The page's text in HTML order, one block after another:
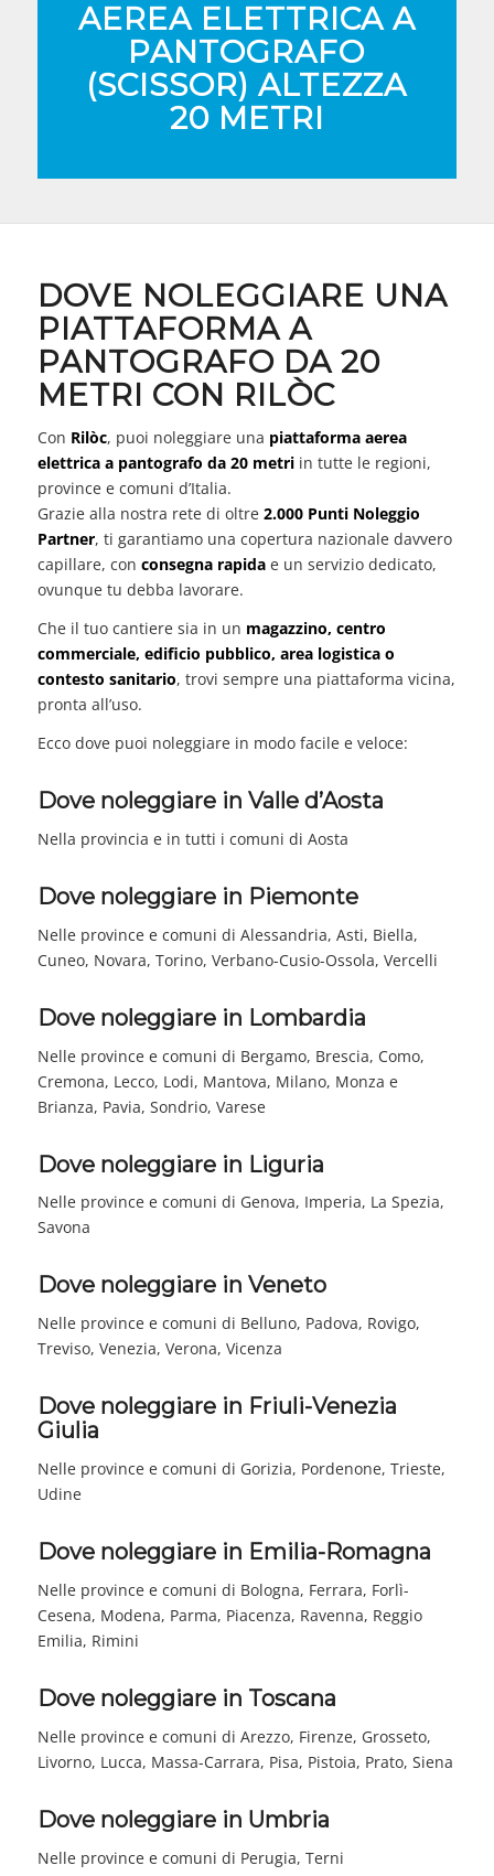
AEREA ELETTRICA A
PANTOGRAFO
(SCISSOR) ALTEZZA
20 METRI
DOVE NOLEGGIARE UNA
PIATTAFORMA A
PANTOGRAFO DA 20
METRI CON RILÒC
Con Rilòc, puoi noleggiare una piattaforma aerea
elettrica a pantografo da 20 metriin tutte le regioni,
province e comuni d’Italia.
Grazie alla nostra rete di oltre 2.000 Punti Noleggio
Partner, ti garantiamo una copertura nazionale davvero
capillare, con consegna rapidae un servizio dedicato,
ovunque tu debba lavorare.
Che il tuo cantiere sia in un magazzino, centro
commerciale, edificio pubblico, area logistica o
contesto sanitario, trovi sempre una piattaforma vicina,
pronta all’uso.
Ecco dove puoi noleggiare in modo facile e veloce:
Dove noleggiare in Valle d’Aosta
Nella provincia e in tutti i comuni di Aosta
Dove noleggiare in Piemonte
Nelle province e comuni di Alessandria, Asti, Biella,
Cuneo, Novara, Torino, Verbano-Cusio-Ossola, Vercelli
Dove noleggiare in Lombardia
Nelle province e comuni di Bergamo, Brescia, Como,
Cremona, Lecco, Lodi, Mantova, Milano, Monza e
Brianza, Pavia, Sondrio, Varese
Dove noleggiare in Liguria
Nelle province e comuni di Genova, Imperia, La Spezia,
Savona
Dove noleggiare in Veneto
Nelle province e comuni di Belluno, Padova, Rovigo,
Treviso, Venezia, Verona, Vicenza
Dove noleggiare in Friuli-Venezia
Giulia
Nelle province e comuni di Gorizia, Pordenone, Trieste,
Udine
Dove noleggiare in Emilia-Romagna
Nelle province e comuni di Bologna, Ferrara, Forlì-
Cesena, Modena, Parma, Piacenza, Ravenna, Reggio
Emilia, Rimini
Dove noleggiare in Toscana
Nelle province e comuni di Arezzo, Firenze, Grosseto,
Livorno, Lucca, Massa-Carrara, Pisa, Pistoia, Prato, Siena
Dove noleggiare in Umbria
Nelle province e comuni di Perugia, Terni